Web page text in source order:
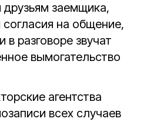
заемщика,
на общение,
разговоре звучат
вымогательство
агентства
всех случаев